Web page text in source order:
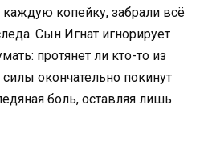
копейку, забрали всё
Сын Игнат игнорирует
протянет ли кто-то из
окончательно покинут
боль, оставляя лишь